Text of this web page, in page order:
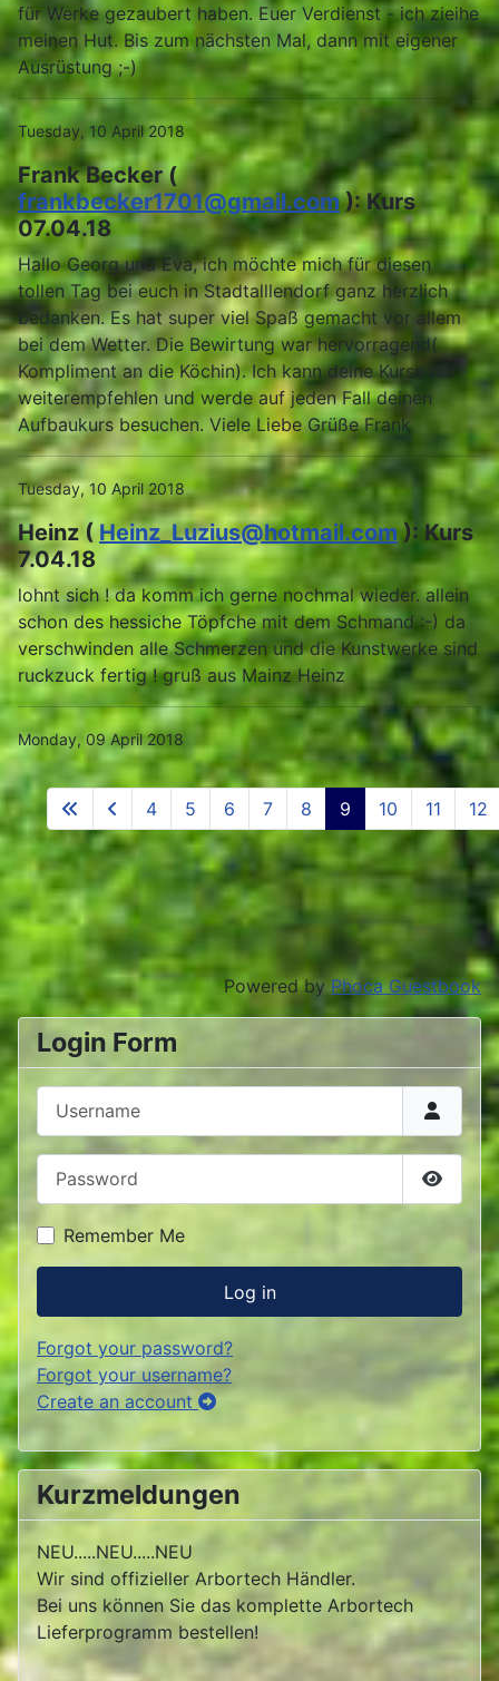
für Werke gezaubert haben. Euer Verdienst - ich zieihe
meinen Hut. Bis zum nächsten Mal, dann mit eigener
Ausrüstung ;-)
Tuesday, 10 April 2018
Frank Becker (
frankbecker1701@gmail.com): Kurs
07.04.18
Hallo Georg und Eva, ich möchte mich für diesen
tollen Tag bei euch in Stadtalllendorf ganz herzlich
bedanken. Es hat super viel Spaß gemacht vor allem
bei dem Wetter. Die Bewirtung war hervorragend(
Kompliment an die Köchin). Ich kann deine Kurse nur
weiterempfehlen und werde auf jeden Fall deinen
Aufbaukurs besuchen. Viele Liebe Grüße Frank
Tuesday, 10 April 2018
Heinz (Heinz_Luzius@hotmail.com): Kurs
7.04.18
lohnt sich ! da komm ich gerne nochmal wieder. allein
schon des hessiche Töpfche mit dem Schmand :-) da
verschwinden alle Schmerzen und die Kunstwerke sind
ruckzuck fertig ! gruß aus Mainz Heinz
Monday, 09 April 2018
4 5 6 7 8 9 10 11 12
Powered by Phoca Guestbook
Login Form
Show
Remember Me
Log in
Forgot your password?
Forgot your username?
Create an account
Kurzmeldungen
NEU.....NEU.....NEU
Wir sind offizieller Arbortech Händler.
Bei uns können Sie das komplette Arbortech
Lieferprogramm bestellen!